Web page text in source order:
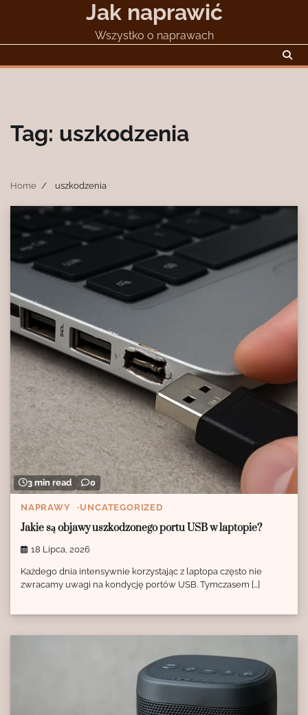
Jak naprawić
Wszystko o naprawach
Tag: uszkodzenia
Home uszkodzenia
3 min read 0
NAPRAWY UNCATEGORIZED
Jakie są objawy uszkodzonego portu USB w laptopie?
18 Lipca, 2026
Każdego dnia intensywnie korzystając z laptopa często nie
zwracamy uwagi na kondycję portów USB. Tymczasem […]